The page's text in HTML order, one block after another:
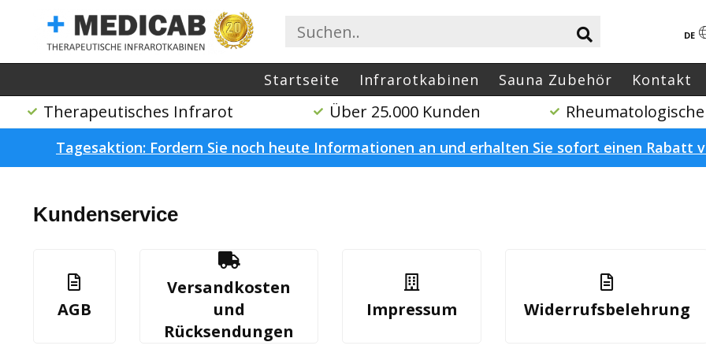
DE
Startseite Infrarotkabinen Sauna Zubehör Kontakt
Therapeutisches Infrarot Über 25.000 Kunden
Tagesaktion: Fordern Sie noch heute Informationen an und erhalten Sie sofort einen Rabatt
Startseite
Kundenservice
AGB
Versandkosten
und
Rücksendungen
Impressum Widerrufsbelehrung